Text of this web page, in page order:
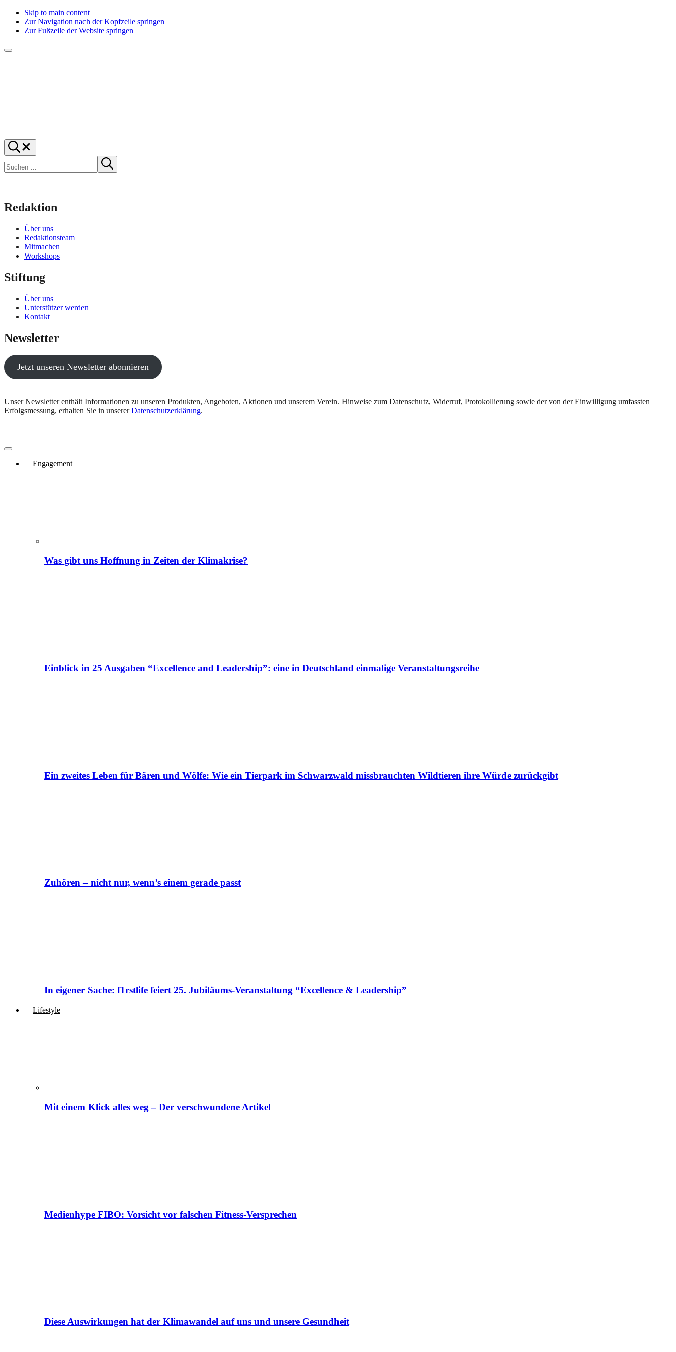
Skip to main content
Zur Navigation nach der Kopfzeile springen
Zur Fußzeile der Website springen
Menü
f1rstlife
Und
was
denkst
du?
Suchen
…
Suche
starten
Redaktion
Über uns
Redaktionsteam
Mitmachen
Workshops
Stiftung
Über uns
Unterstützer werden
Kontakt
Newsletter
Jetzt unseren Newsletter abonnieren
Unser Newsletter enthält Informationen zu unseren Produkten, Angeboten, Aktionen und unserem Verein. Hinweise zum Datenschutz, Widerruf, Protokollierung sowie der von der Einwilligung umfassten
Erfolgsmessung, erhalten Sie in unsererDatenschutzerklärung.
Engagement
Was gibt uns Hoffnung in Zeiten der Klimakrise?
Einblick in 25 Ausgaben “Excellence and Leadership”: eine in Deutschland einmalige Veranstaltungsreihe
Ein zweites Leben für Bären und Wölfe: Wie ein Tierpark im Schwarzwald missbrauchten Wildtieren ihre Würde zurückgibt
Zuhören – nicht nur, wenn’s einem gerade passt
In eigener Sache: f1rstlife feiert 25. Jubiläums-Veranstaltung “Excellence & Leadership”
Lifestyle
Mit einem Klick alles weg – Der verschwundene Artikel
Medienhype FIBO: Vorsicht vor falschen Fitness-Versprechen
Diese Auswirkungen hat der Klimawandel auf uns und unsere Gesundheit